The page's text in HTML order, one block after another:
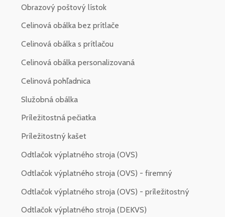
Obrazový poštový lístok
Celinová obálka bez prítlače
Celinová obálka s prítlačou
Celinová obálka personalizovaná
Celinová pohľadnica
Služobná obálka
Príležitostná pečiatka
Príležitostný kašet
Odtlačok výplatného stroja (OVS)
Odtlačok výplatného stroja (OVS) - firemný
Odtlačok výplatného stroja (OVS) - príležitostný
Odtlačok výplatného stroja (DEKVS)